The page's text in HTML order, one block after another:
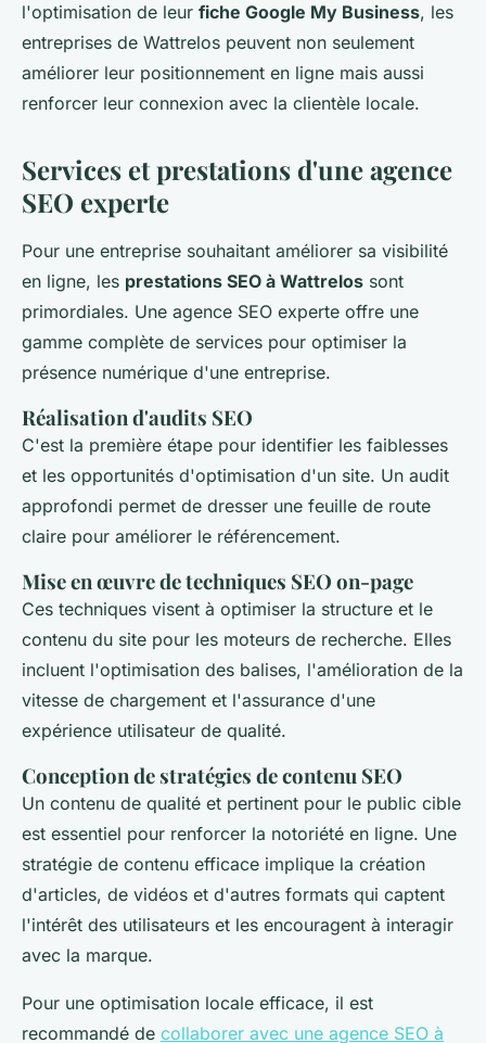
l'optimisation de leur fiche Google My Business, les
entreprises de Wattrelos peuvent non seulement
améliorer leur positionnement en ligne mais aussi
renforcer leur connexion avec la clientèle locale.
Services et prestations d'une agence
SEO experte
Pour une entreprise souhaitant améliorer sa visibilité
en ligne, les prestations SEO à Wattrelos sont
primordiales. Une agence SEO experte offre une
gamme complète de services pour optimiser la
présence numérique d'une entreprise.
Réalisation d'audits SEO
C'est la première étape pour identifier les faiblesses
et les opportunités d'optimisation d'un site. Un audit
approfondi permet de dresser une feuille de route
claire pour améliorer le référencement.
Mise en œuvre de techniques SEO on-page
Ces techniques visent à optimiser la structure et le
contenu du site pour les moteurs de recherche. Elles
incluent l'optimisation des balises, l'amélioration de la
vitesse de chargement et l'assurance d'une
expérience utilisateur de qualité.
Conception de stratégies de contenu SEO
Un contenu de qualité et pertinent pour le public cible
est essentiel pour renforcer la notoriété en ligne. Une
stratégie de contenu efficace implique la création
d'articles, de vidéos et d'autres formats qui captent
l'intérêt des utilisateurs et les encouragent à interagir
avec la marque.
Pour une optimisation locale efficace, il est
recommandé de collaborer avec une agence SEO à